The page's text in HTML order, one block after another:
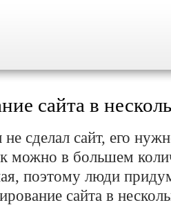
сайта в
сделал сайт, его
можно в большем
поэтому люди
сайта в